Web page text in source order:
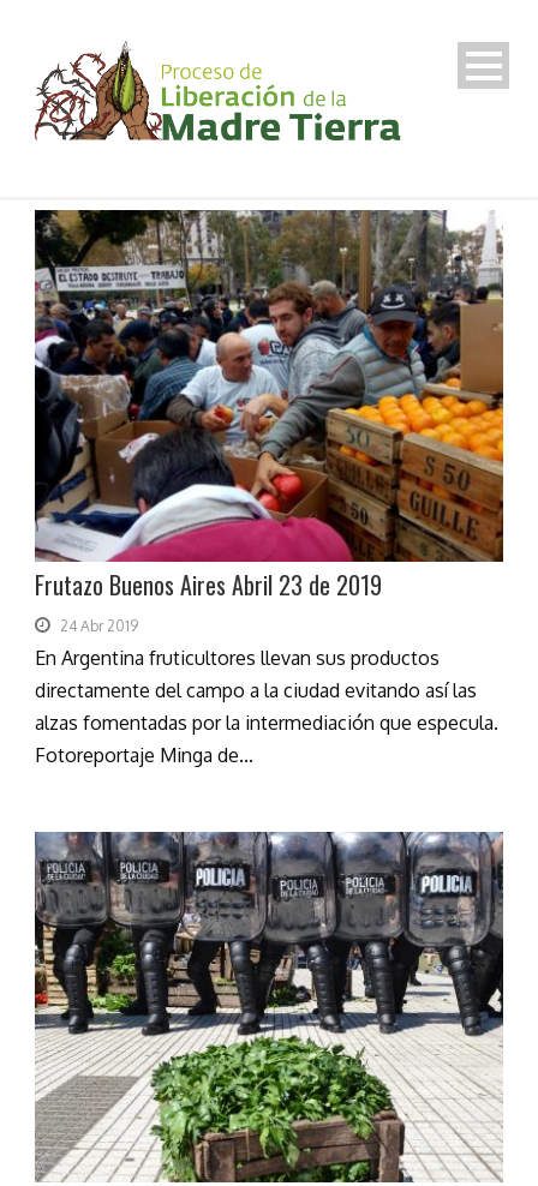
Frutazo Buenos Aires Abril 23 de 2019
24 Abr 2019
En Argentina fruticultores llevan sus productos
directamente del campo a la ciudad evitando así las
alzas fomentadas por la intermediación que especula.
Fotoreportaje Minga de...